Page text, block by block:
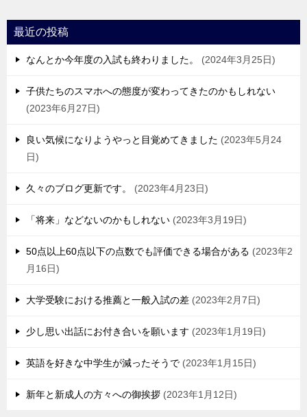
最近の投稿
なんとか今年度の入試も終わりました。 2024年3月25日
子供たちのスマホへの態度が変わってきたのかもしれない
2023年6月27日
良い気候になりようやっと目覚めてきました
2023年5月24
日
久々のブログ更新です。 2023年4月23日
「将来」などないのかもしれない 2023年3月19日
50点以上60点以下の点数でも評価できる場合がある
2023年2
月16日
大学受験における推薦と一般入試の差 2023年2月7日
少し思い出話にお付き合いを願います 2023年1月19日
英語を好きな中学生が減ったそうで 2023年1月15日
新年と新成人の方々への御挨拶 2023年1月12日